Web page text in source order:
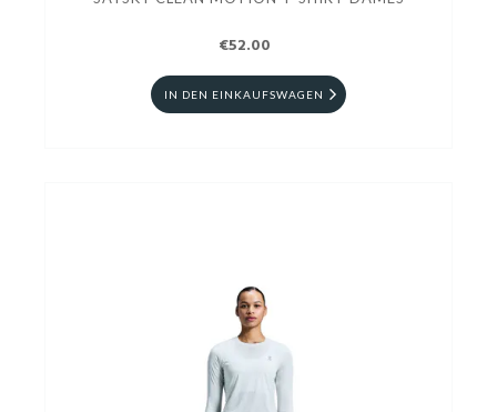
€52.00
IN DEN EINKAUFSWAGEN